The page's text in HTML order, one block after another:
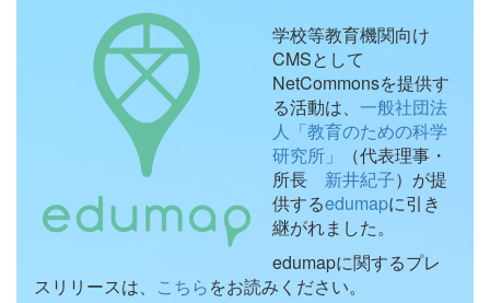
学校等教育機関向け
CMSとして
NetCommonsを提供す
る活動は、 一般社団法
人「教育のための科学
研究所」
（代表理事・
所長 新井紀子）が提
供するedumapに引き
継がれました。
edumapに関するプレ
スリリースは、 こちらをお読みください。